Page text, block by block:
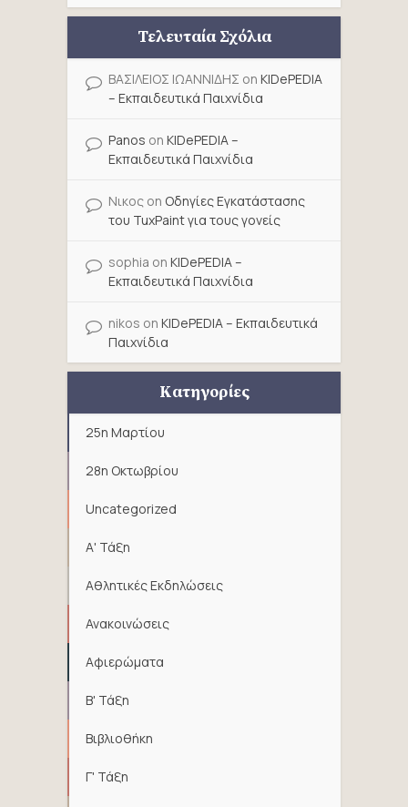
Τελευταία Σχόλια
ΒΑΣΙΛΕΙΟΣ ΙΩΑΝΝΙΔΗΣ on KIDePEDIA
– Εκπαιδευτικά Παιχνίδια
Panos on KIDePEDIA –
Εκπαιδευτικά Παιχνίδια
Νικος on Οδηγίες Εγκατάστασης
του TuxPaint για τους γονείς
sophia on KIDePEDIA –
Εκπαιδευτικά Παιχνίδια
nikos on KIDePEDIA – Εκπαιδευτικά
Παιχνίδια
Κατηγορίες
25η Μαρτίου
28η Οκτωβρίου
Uncategorized
Α' Τάξη
Αθλητικές Εκδηλώσεις
Ανακοινώσεις
Αφιερώματα
Β' Τάξη
Βιβλιοθήκη
Γ' Τάξη